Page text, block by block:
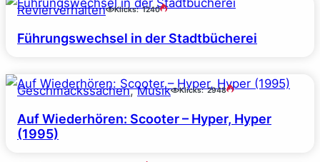
Revierverhalten Klicks: 1240
Führungswechsel in der Stadtbücherei
Geschmackssachen, Musik Klicks: 2948
Auf Wiederhören: Scooter – Hyper, Hyper
(1995)